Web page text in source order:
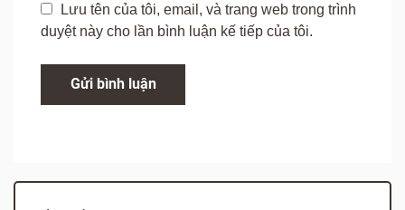
Lưu tên của tôi, email, và trang web trong trình
duyệt này cho lần bình luận kế tiếp của tôi.